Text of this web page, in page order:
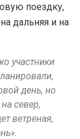
поездку,
дальняя и на
участники
день, но
север,
ветреная,